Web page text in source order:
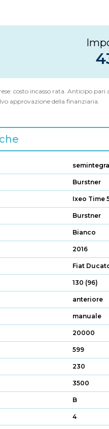
costo incasso rata. Anticipo pari
approvazione della finanziaria.
Burstner
Ixeo Time
Burstner
Bianco
2016
Fiat
130 (96)
anteriore
manuale
20000
599
230
3500
B
4